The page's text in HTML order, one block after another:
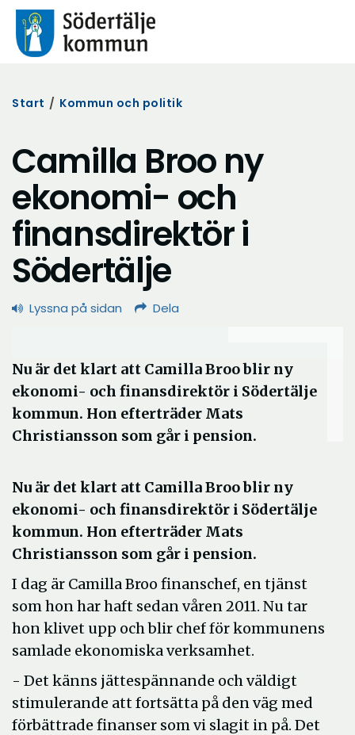
Start / Kommun och politik
Camilla Broo ny
ekonomi- och
finansdirektör i
Södertälje
Lyssna på sidan Dela
Nu är det klart att Camilla Broo blir ny
ekonomi- och finansdirektör i Södertälje
kommun. Hon efterträder Mats
Christiansson som går i pension.
Nu är det klart att Camilla Broo blir ny
ekonomi- och finansdirektör i Södertälje
kommun. Hon efterträder Mats
Christiansson som går i pension.
I dag är Camilla Broo finanschef, en tjänst
som hon har haft sedan våren 2011. Nu tar
hon klivet upp och blir chef för kommunens
samlade ekonomiska verksamhet.
- Det känns jättespännande och väldigt
stimulerande att fortsätta på den väg med
förbättrade finanser som vi slagit in på. Det